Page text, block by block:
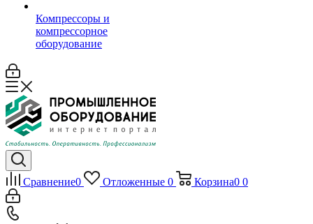
Компрессоры и
компрессорное
оборудование
Сравнение0 Отложенные 0 Корзина0 0